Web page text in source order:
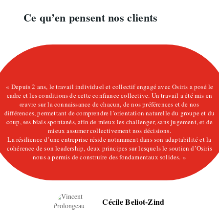
Ce qu’en pensent nos clients
« Depuis 2 ans, le travail individuel et collectif engagé avec Osiris a posé le
cadre et les conditions de cette confiance collective. Un travail a été mis en
œuvre sur la connaissance de chacun, de nos préférences et de nos
différences, permettant de comprendre l’orientation naturelle du groupe et du
coup, ses biais spontanés, afin de mieux les challenger, sans jugement, et de
mieux assumer collectivement nos décisions.
La résilience d’une entreprise réside notamment dans son adaptabilité et la
cohérence de son leadership, deux principes sur lesquels le soutien d’Osiris
nous a permis de construire des fondamentaux solides. »
Cécile Beliot-Zind